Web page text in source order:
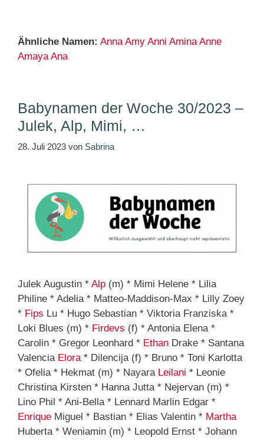
Ähnliche Namen: Anna Amy Anni Amina Anne
Amaya Ana
Babynamen der Woche 30/2023 –
Julek, Alp, Mimi, …
28. Juli 2023 von Sabrina
Julek Augustin * Alp (m) * Mimi Helene * Lilia
Philine * Adelia * Matteo-Maddison-Max * Lilly Zoey
* Fips Lu * Hugo Sebastian * Viktoria Franziska *
Loki Blues (m) * Firdevs (f) * Antonia Elena *
Carolin * Gregor Leonhard * Ethan Drake * Santana
Valencia Elora* Dilencija (f) * Bruno * Toni Karlotta
* Ofelia * Hekmat (m) * Nayara Leilani * Leonie
Christina Kirsten * Hanna Jutta * Nejervan (m) *
Lino Phil * Ani-Bella * Lennard Marlin Edgar *
Enrique Miguel * Bastian * Elias Valentin * Martha
Huberta * Weniamin (m) * Leopold Ernst * Johann